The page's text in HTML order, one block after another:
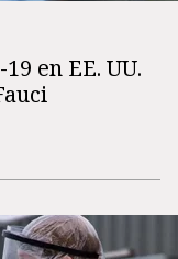
en EE. UU.